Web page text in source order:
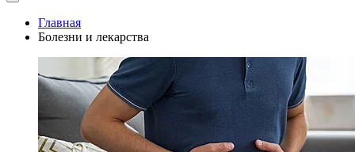
Главная
Болезни и лекарства